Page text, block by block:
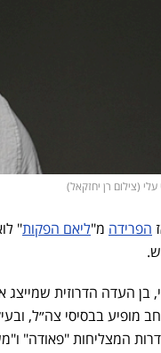
עלי (צילום רן יחזקאל)
הפרידה מ"ליאם הפקות"
בן העדה הדרוזית
מופיע בבסיסי צה״ל,
המצליחות "פאודה"